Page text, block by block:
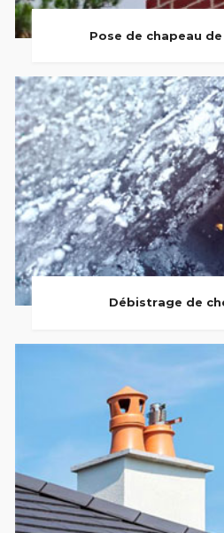
Pose de chapeau
Débistrage de